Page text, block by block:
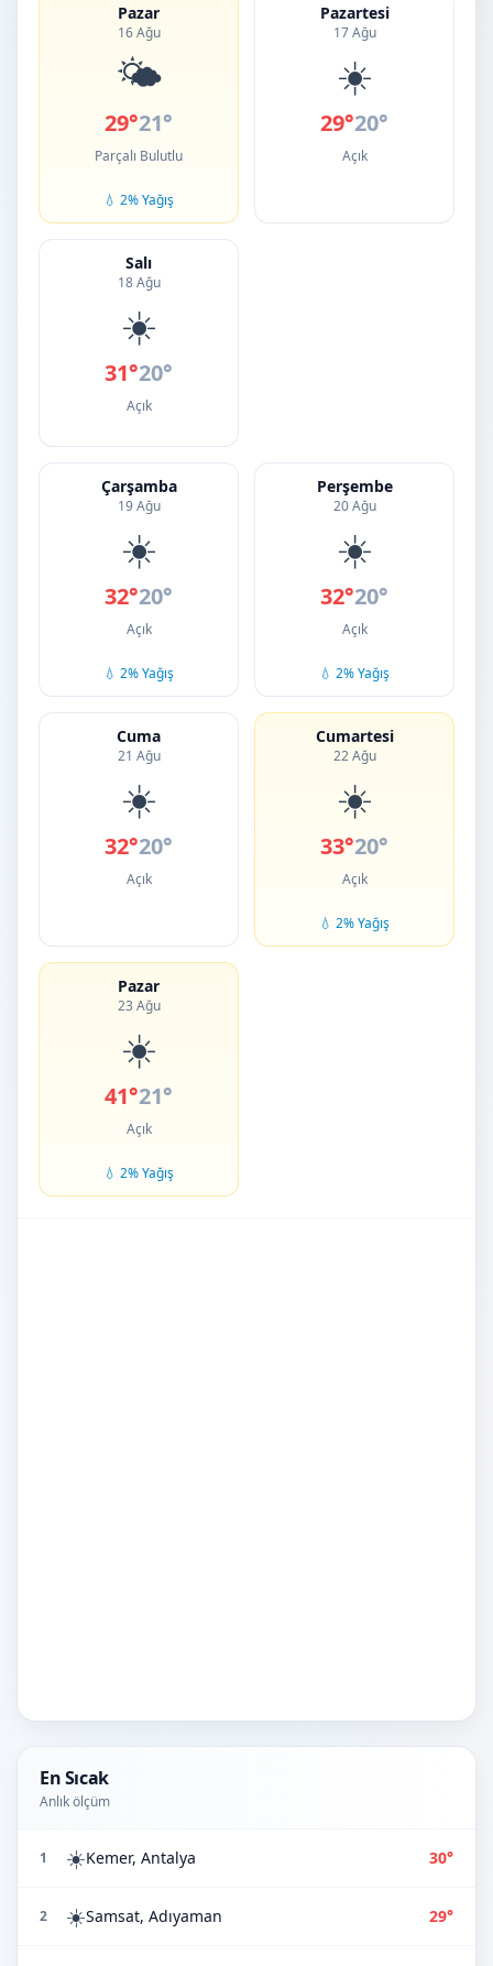
Pazar
16 Ağu
🌤️
29°21°
Parçalı Bulutlu
💧 2% Yağış
Pazartesi
17 Ağu
☀️
29°20°
Açık
Salı
18 Ağu
☀️
31°20°
Açık
Çarşamba
19 Ağu
☀️
32°20°
Açık
💧 2% Yağış
Perşembe
20 Ağu
☀️
32°20°
Açık
💧 2% Yağış
Cuma
21 Ağu
☀️
32°20°
Açık
Cumartesi
22 Ağu
☀️
33°20°
Açık
💧 2% Yağış
Pazar
23 Ağu
☀️
41°21°
Açık
💧 2% Yağış
En Sıcak
Anlık ölçüm
1 ☀️Kemer, Antalya 30°
2 ☀️Samsat, Adıyaman 29°